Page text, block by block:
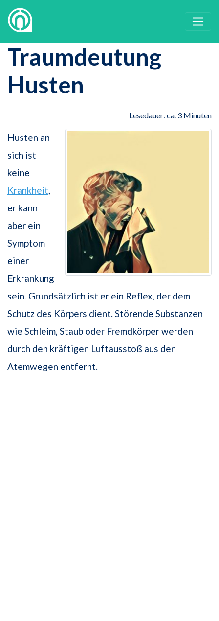
Traumdeutung
Husten
Lesedauer: ca. 3 Minuten
Husten an
sich ist
keine
Krankheit,
er kann
aber ein
Symptom
einer
Erkrankung
sein. Grundsätzlich ist er ein Reflex, der dem
Schutz des Körpers dient. Störende Substanzen
wie Schleim, Staub oder Fremdkörper werden
durch den kräftigen Luftausstoß aus den
Atemwegen entfernt.